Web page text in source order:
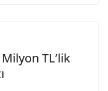
TL’lik